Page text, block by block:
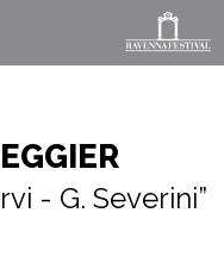
- G. Severini”